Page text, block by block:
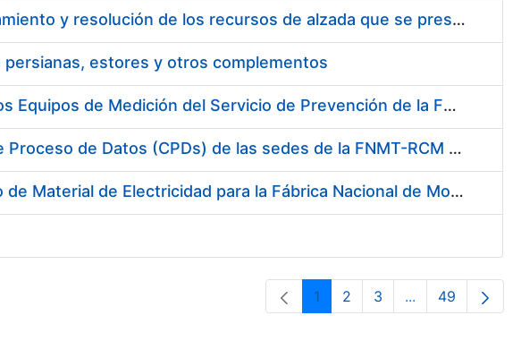
Servicios de una empresa externa para el asesoramiento y resolución de los recursos de alzada que se presentan relacionados con procesos de selección para la FNMT-RCM
estores y otros complementos
Servicio de Calibración y Verificación Externa de los Equipos de Medición del Servicio de Prevención de la FNMT-RCM
Conexión mediante Fibra Óptica de los Centros de Proceso de Datos (CPDs) de las sedes de la FNMT-RCM de Burgos y Madrid
Contratación de acuerdo marco para el Suministro de Material de Electricidad para la Fábrica Nacional de Moneda y Timbre-Real Casa de la Moneda en su centro de trabajo de Burgos
Página
1 Página
2 Página
3 ...PáginasPágina
49